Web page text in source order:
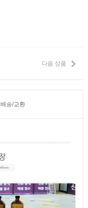
다음 상품
배송/교환